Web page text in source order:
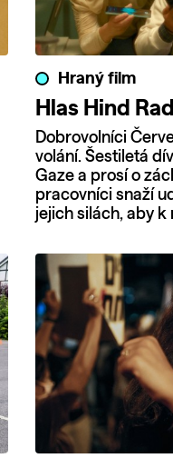
Hraný film
Hlas Hind
Dobrovolníci
volání. Šestiletá
Gaze a prosí o
pracovníci snaží
jejich silách, aby k